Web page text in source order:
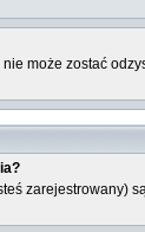
może zostać
zarejestrowany)